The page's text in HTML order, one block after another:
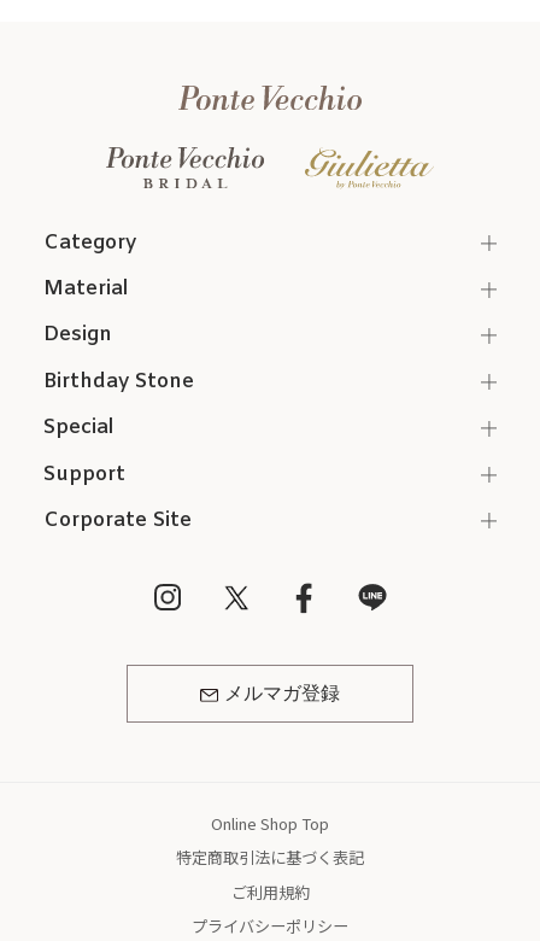
Category
Support
Corporate Site
メルマガ登録
Material
Design
Birthday Stone
Special
Online Shop Top
特定商取引法に基づく表記
ご利用規約
プライバシーポリシー